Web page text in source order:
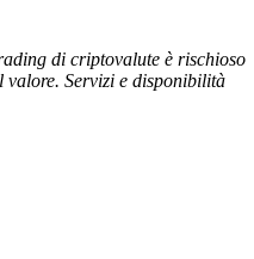
di criptovalute è rischioso
valore. Servizi e disponibilità